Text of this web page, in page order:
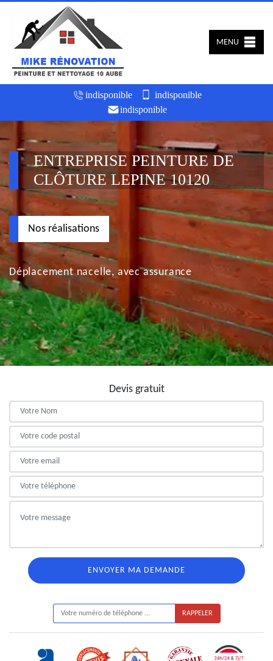
indisponible
indisponible
indisponible
MENU
ENTREPRISE PEINTURE DE
CLÔTURE LEPINE 10120
Nos réalisations
Déplacement nacelle, avec assurance
Devis gratuit